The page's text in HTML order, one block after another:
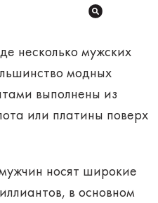
несколько мужских
модных
выполнены из
или платины поверх
носят широкие
в основном